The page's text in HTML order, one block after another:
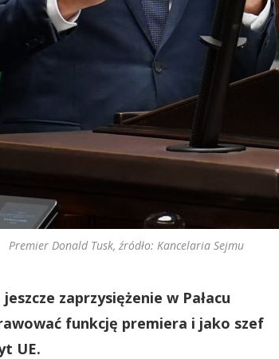
Premier Donald Tusk, źródło: Kancelaria Sejmu
zaprzysiężenie w Pałacu
funkcję premiera i jako szef
UE.